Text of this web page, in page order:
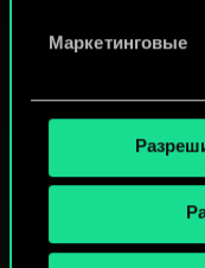
Маркетинговые
МОЖЕТ